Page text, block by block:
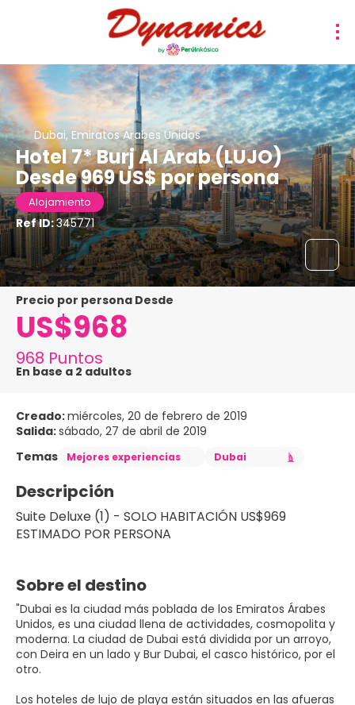
Dubai, Emiratos Arabes Unidos
Hotel 7* Burj Al Arab (LUJO)
Desde 969 US$ por persona
Alojamiento
Ref ID:345771
precio por persona Desde
US$968
968 Puntos
En base a 2 adultos
Creado:miércoles, 20 de febrero de 2019
Salida:sábado, 27 de abril de 2019
Temas
Mejores experiencias Dubai
Descripción
Suite Deluxe (1) - SOLO HABITACIÓN US$969
ESTIMADO POR PERSONA
Sobre el destino
"Dubai es la ciudad más poblada de los Emiratos Árabes
Unidos, es una ciudad llena de actividades, cosmopolita y
moderna. La ciudad de Dubai está dividida por un arroyo,
con Deira en un lado y Bur Dubai, el casco histórico, por el
otro.
Los hoteles de lujo de playa están situados en las afueras